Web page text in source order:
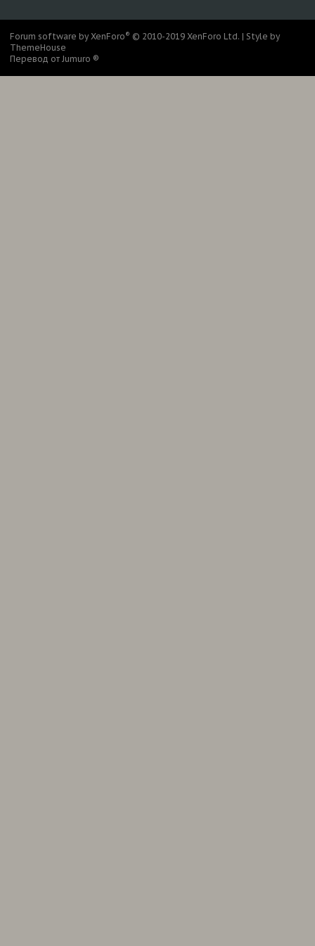
Forum software by XenForo® © 2010-2019 XenForo Ltd. | Style by
ThemeHouse
Перевод от Jumuro ®